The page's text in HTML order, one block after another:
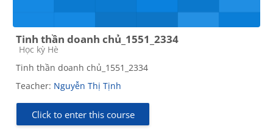
Tinh thần doanh chủ_1551_2334
Course category
Học kỳ Hè
Tinh thần doanh chủ_1551_2334
Teacher: Nguyễn Thị Tịnh
Click to enter this course